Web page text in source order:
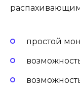
простой